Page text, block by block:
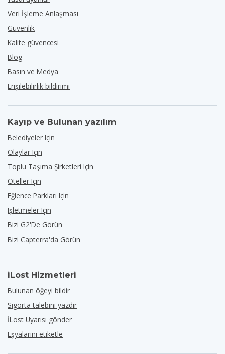
Veri İşleme Anlaşması
Güvenlik
Kalite güvencesi
Blog
Basın ve Medya
Erişilebilirlik bildirimi
Kayıp ve Bulunan yazılım
Belediyeler Için
Olaylar Için
Toplu Taşıma Şirketleri Için
Oteller Için
Eğlence Parkları Için
Işletmeler Için
Bizi G2'de Görün
Bizi Capterra'da Görün
iLost Hizmetleri
Bulunan öğeyi bildir
Sigorta talebini yazdır
İLost Uyarısı gönder
Eşyalarını etiketle